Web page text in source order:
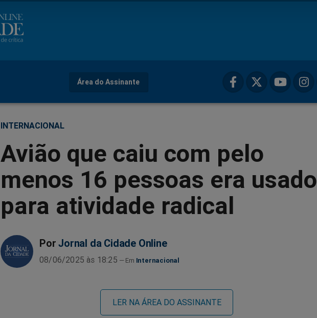
Área do Assinante
INTERNACIONAL
Avião que caiu com pelo
menos 16 pessoas era usado
para atividade radical
Por Jornal da Cidade Online
08/06/2025 às 18:25 Internacional
LER NA ÁREA DO ASSINANTE